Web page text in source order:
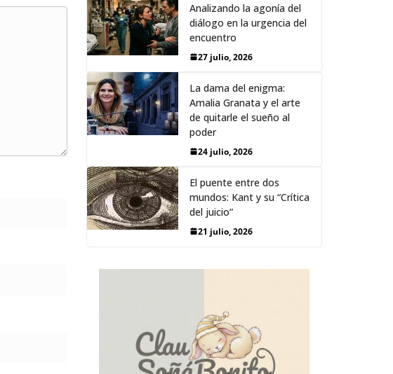
Analizando la agonía del
diálogo en la urgencia del
encuentro
27 julio, 2026
La dama del enigma:
Amalia Granata y el arte
de quitarle el sueño al
poder
24 julio, 2026
El puente entre dos
mundos: Kant y su “Crítica
del juicio”
21 julio, 2026